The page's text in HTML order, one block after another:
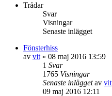
Trådar
Svar
Visningar
Senaste inlägget
Fönsterhiss
av vit » 08 maj 2016 13:59
1 Svar
1765 Visningar
Senaste inläggetav vit
09 maj 2016 12:11